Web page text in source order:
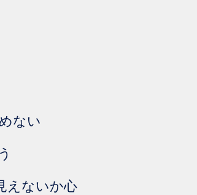
ない
えないか心